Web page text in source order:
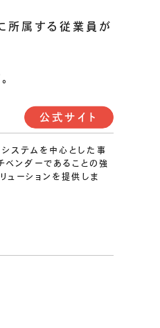
所属する従業員が
公式サイト
ステムを中心とした事
ベンダーであることの強
ューションを提供しま